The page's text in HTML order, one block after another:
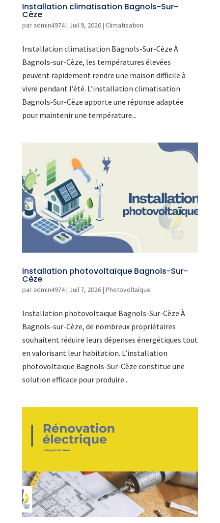
Installation climatisation Bagnols-Sur-
Cèze
par admin4974| Juil 9, 2026| Climatisation
Installation climatisation Bagnols-Sur-Cèze À
Bagnols-sur-Cèze, les températures élevées
peuvent rapidement rendre une maison difficile à
vivre pendant l’été. L’installation climatisation
Bagnols-Sur-Cèze apporte une réponse adaptée
pour maintenir une température...
Installation photovoltaïque Bagnols-Sur-
Cèze
par admin4974| Juil 7, 2026| Photovoltaïque
Installation photovoltaïque Bagnols-Sur-Cèze À
Bagnols-sur-Cèze, de nombreux propriétaires
souhaitent réduire leurs dépenses énergétiques tout
en valorisant leur habitation. L’installation
photovoltaïque Bagnols-Sur-Cèze constitue une
solution efficace pour produire...